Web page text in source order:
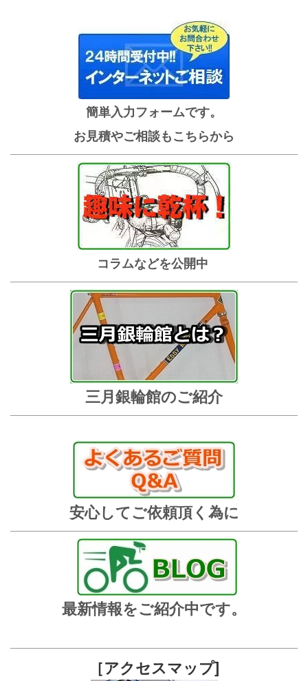
簡単入力フォームです。
お見積やご相談もこちらから
コラムなどを公開中
三月銀輪館のご紹介
安心してご依頼頂く為に
最新情報をご紹介中です。
［アクセスマップ]